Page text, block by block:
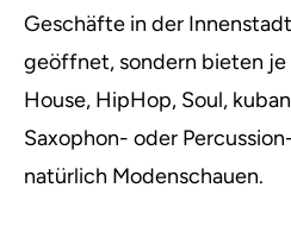
Geschäfte in der
geöffnet, sondern bieten
House, HipHop, Soul,
Saxophon- oder
natürlich Modenschauen.